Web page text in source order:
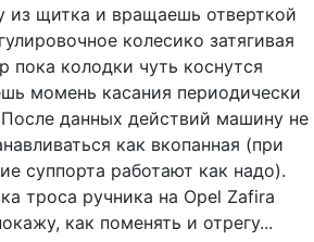
из щитка и вращаешь отверткой
колесико затягивая
пока колодки чуть коснутся
момень касания периодически
данных действий машину не
как вкопанная (при
суппорта работают как надо).
троса ручника на Opel Zafira
как поменять и отрегу...